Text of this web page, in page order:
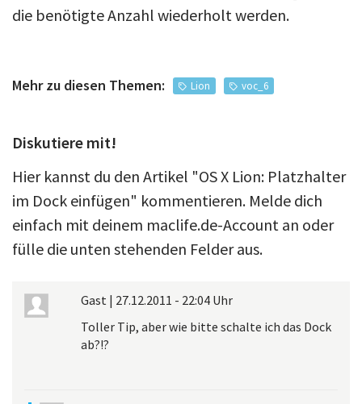
die benötigte Anzahl wiederholt werden.
Mehr zu diesen Themen: Lion voc_6
Diskutiere mit!
Hier kannst du den Artikel "OS X Lion: Platzhalter
im Dock einfügen" kommentieren. Melde dich
einfach mit deinem maclife.de-Account an oder
fülle die unten stehenden Felder aus.
Gast | 27.12.2011 - 22:04 Uhr
Toller Tip, aber wie bitte schalte ich das Dock
ab?!?